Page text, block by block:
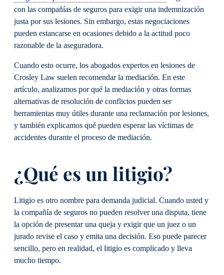
con las compañías de seguros para exigir una indemnización
justa por sus lesiones. Sin embargo, estas negociaciones
pueden estancarse en ocasiones debido a la actitud poco
razonable de la aseguradora.
Cuando esto ocurre, los abogados expertos en lesiones de
Crosley Law suelen recomendar la mediación. En este
artículo, analizamos por qué la mediación y otras formas
alternativas de resolución de conflictos pueden ser
herramientas muy útiles durante una reclamación por lesiones,
y también explicamos qué pueden esperar las víctimas de
accidentes durante el proceso de mediación.
¿Qué es un litigio?
Litigio es otro nombre para demanda judicial. Cuando usted y
la compañía de seguros no pueden resolver una disputa, tiene
la opción de presentar una queja y exigir que un juez o un
jurado revise el caso y emita una decisión. Eso puede parecer
sencillo, pero en realidad, el litigio es complicado y lleva
mucho tiempo.